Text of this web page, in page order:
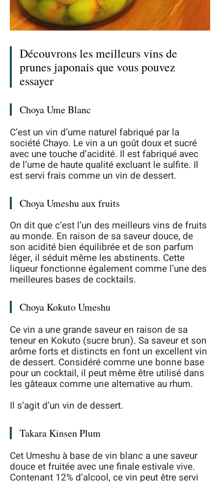
Découvrons les meilleurs vins de
prunes japonais que vous pouvez
essayer
Choya Ume Blanc
C’est un vin d’ume naturel fabriqué par la
société Chayo. Le vin a un goût doux et sucré
avec une touche d’acidité. Il est fabriqué avec
de l’ume de haute qualité excluant le sulfite. Il
est servi frais comme un vin de dessert.
Choya Umeshu aux fruits
On dit que c’est l’un des meilleurs vins de fruits
au monde. En raison de sa saveur douce, de
son acidité bien équilibrée et de son parfum
léger, il séduit même les abstinents. Cette
liqueur fonctionne également comme l’une des
meilleures bases de cocktails.
Choya Kokuto Umeshu
Ce vin a une grande saveur en raison de sa
teneur en Kokuto (sucre brun). Sa saveur et son
arôme forts et distincts en font un excellent vin
de dessert. Considéré comme une bonne base
pour un cocktail, il peut même être utilisé dans
les gâteaux comme une alternative au rhum.
Il s’agit d’un vin de dessert.
Takara Kinsen Plum
Cet Umeshu à base de vin blanc a une saveur
douce et fruitée avec une finale estivale vive.
Contenant 12% d’alcool, ce vin peut être servi